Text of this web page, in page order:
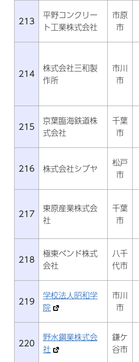
213
平野コンクリー
ト工業株式会社
市原
市
214
株式会社三和製
作所
市川
市
215
京葉臨海鉄道株
式会社
千葉
市
216 株式会社シブヤ
松戸
市
217
東原産業株式会
社
千葉
市
218
極東ベンド株式
会社
八千
代市
219
学校法人昭和学
院
市川
市
220
野水鋼業株式会
社
鎌ケ
谷市